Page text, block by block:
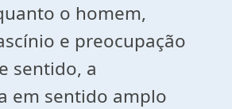
o homem,
e preocupação
sentido, a
em sentido amplo